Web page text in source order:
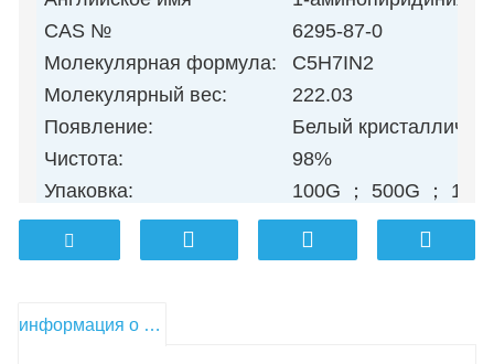
CAS №
6295-87-0
Молекулярная формула:
C5H7IN2
Молекулярный вес:
222.03
Появление:
Белый
Чистота:
98%
Упаковка:
100G ； 500G ； 1 кг
информация о продукте